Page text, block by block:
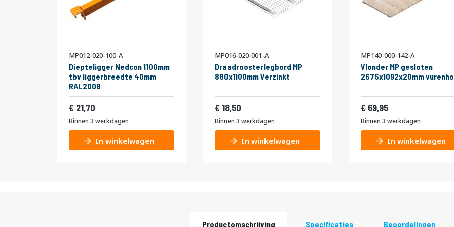
MP012-020-100-A
Diepteligger Nedcon 1100mm
tbv liggerbreedte 40mm
RAL2008
21,70
Binnen 3 werkdagen
In winkelwagen
MP016-020-001-A
Draadroosterlegbord MP
880x1100mm Verzinkt
18,50
Binnen 3 werkdagen
In winkelwagen
MP140-000-142-A
Vlonder MP gesloten
2675x1092x20mm
69,95
Binnen 3 werkdagen
In winkelwagen
Productomschrijving Specificaties Beoordelingen